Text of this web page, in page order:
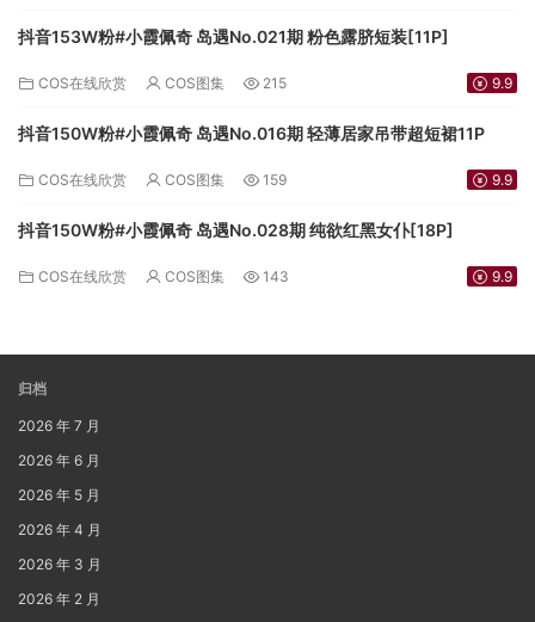
抖音153W粉#小霞佩奇 岛遇No.021期 粉色露脐短装[11P]
COS在线欣赏 COS图集 215 9.9
抖音150W粉#小霞佩奇 岛遇No.016期 轻薄居家吊带超短裙11P
COS在线欣赏 COS图集 159 9.9
抖音150W粉#小霞佩奇 岛遇No.028期 纯欲红黑女仆[18P]
COS在线欣赏 COS图集 143 9.9
归档
2026 年 7 月
2026 年 6 月
2026 年 5 月
2026 年 4 月
2026 年 3 月
2026 年 2 月